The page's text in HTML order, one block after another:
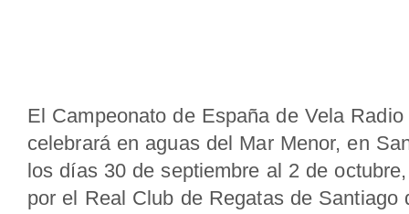
El Campeonato de España de Vela
celebrará en aguas del Mar Menor, en
los días 30 de septiembre al 2 de
por el Real Club de Regatas de Santiago